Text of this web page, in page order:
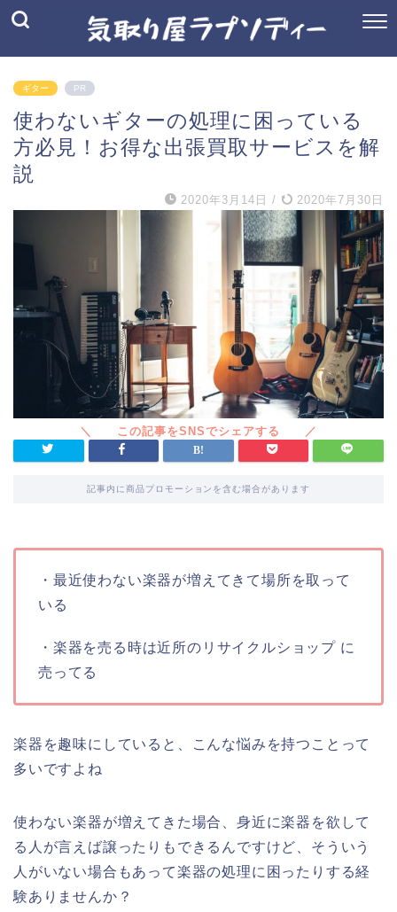
ギター PR
使わないギターの処理に困っている
方必見！お得な出張買取サービスを解
説
2020年3月14日 / 2020年7月30日
記事内に商品プロモーションを含む場合があります
・最近使わない楽器が増えてきて場所を取って
いる
・楽器を売る時は近所のリサイクルショップ に
売ってる
楽器を趣味にしていると、こんな悩みを持つことって
多いですよね
使わない楽器が増えてきた場合、身近に楽器を欲して
る人が言えば譲ったりもできるんですけど、そういう
人がいない場合もあって楽器の処理に困ったりする経
験ありませんか？